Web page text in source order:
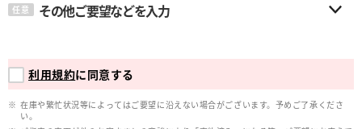
任意 その他ご要望などを入力
利用規約に同意する
在庫や繁忙状況等によってはご要望に沿えない場合がございます。予めご了承くださ
い。